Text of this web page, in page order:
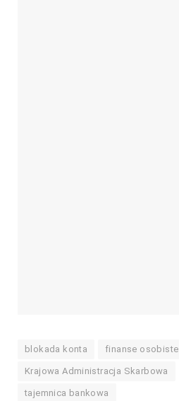
blokada konta finanse osobiste
Krajowa Administracja Skarbowa
tajemnica bankowa